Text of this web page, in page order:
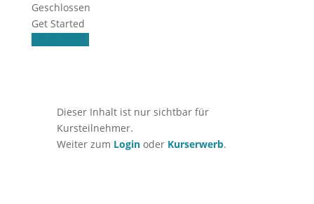
Geschlossen
Get Started
Dieser Inhalt ist nur sichtbar für
Kursteilnehmer.
Weiter zum Login oder Kurserwerb.